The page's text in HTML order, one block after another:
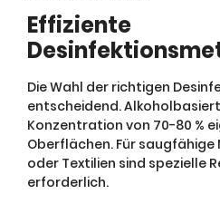
Effiziente
Die Wahl der richtigen
entscheidend.
Konzentration von 70-80 %
Oberflächen. Für saugfähige
oder Textilien sind spezielle
erforderlich.